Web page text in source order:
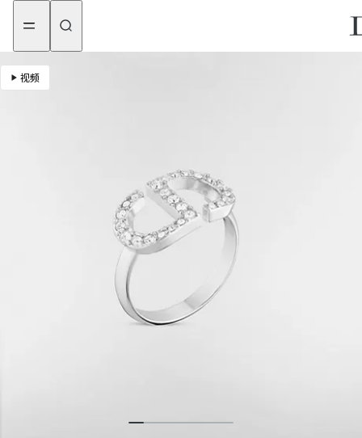
aria_goToMenu
aria_goToContent
视频